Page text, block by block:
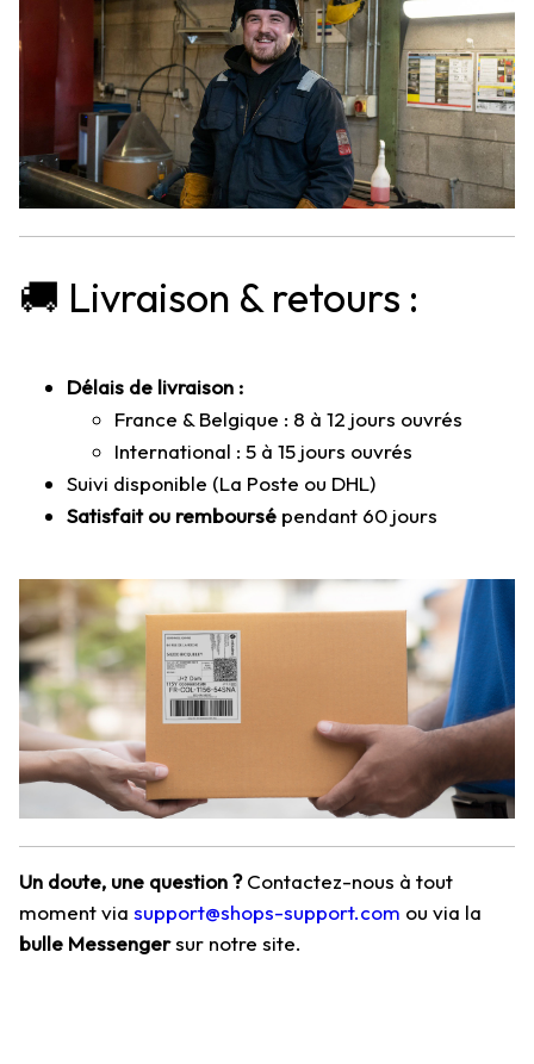
🚚 Livraison & retours :
Délais de livraison :
France & Belgique : 8 à 12 jours ouvrés
International : 5 à 15 jours ouvrés
Suivi disponible (La Poste ou DHL)
Satisfait ou remboursé pendant 60 jours
Un doute, une question ?Contactez-nous à tout
moment via support@shops-support.com ou via la
bulle Messengersur notre site.